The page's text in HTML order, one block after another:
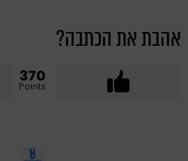
אהבת את הכתבה?
370
Points